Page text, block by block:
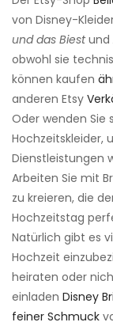
von Disney-
und das Biestund
obwohl sie
können kaufen
anderen Etsy
Oder wenden Sie
Hochzeitskleider,
Dienstleistungen
Arbeiten Sie mit
zu kreieren, die
Hochzeitstag
Natürlich gibt es
Hochzeit
heiraten oder
einladen Disney
feiner Schmuck